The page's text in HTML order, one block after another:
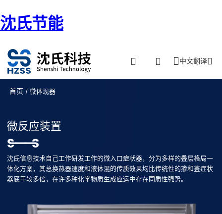
沈氏节能
中文翻译
首页 / 微体现器
微反应装置
沈氏信息技术自己工作研发工作的微入口症状器，分为多样的叠层格局一
体化方案，其总换热器速度和液体混的传质效果均比传统性的掺和釜症状
器底于较多倍，在许多种化学物质生成应运中存在同质性强势。